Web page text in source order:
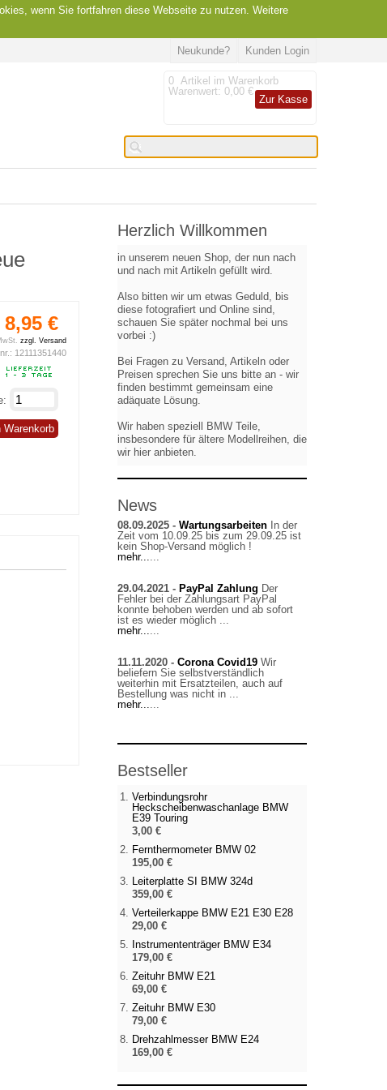
wenn Sie fortfahren diese Webseite zu nutzen. Weitere
Kunden Login
Neukunde?
0 Artikel im Warenkorb
Warenwert: 0,00 €
Zur Kasse
8,95 €
zzgl. Versand
12111351440
Warenkorb
Herzlich Willkommen
in unserem neuen Shop, der nun nach
und nach mit Artikeln gefüllt wird.
Also bitten wir um etwas Geduld, bis
diese fotografiert und Online sind,
schauen Sie später nochmal bei uns
vorbei :)
Bei Fragen zu Versand, Artikeln oder
Preisen sprechen Sie uns bitte an - wir
finden bestimmt gemeinsam eine
adäquate Lösung.
Wir haben speziell BMW Teile,
insbesondere für ältere Modellreihen, die
wir hier anbieten.
News
08.09.2025 -Wartungsarbeiten In der
Zeit vom 10.09.25 bis zum 29.09.25 ist
kein Shop-Versand möglich !
mehr......
29.04.2021 - PayPal Zahlung Der
Fehler bei der Zahlungsart PayPal
konnte behoben werden und ab sofort
ist es wieder möglich ...
mehr......
11.11.2020 -Corona Covid19 Wir
beliefern Sie selbstverständlich
weiterhin mit Ersatzteilen, auch auf
Bestellung was nicht in ...
mehr......
Bestseller
Verbindungsrohr
Heckscheibenwaschanlage BMW
E39 Touring
3,00 €
Fernthermometer BMW 02
195,00 €
Leiterplatte SI BMW 324d
359,00 €
Verteilerkappe BMW E21 E30 E28
29,00 €
Instrumententräger BMW E34
179,00 €
Zeituhr BMW E21
69,00 €
Zeituhr BMW E30
79,00 €
Drehzahlmesser BMW E24
169,00 €